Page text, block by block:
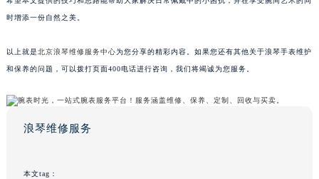
时增添一份自然之美。
以上就是北京浪琴维修服务中心为您分享的精彩内容。如果您还有其他关于浪琴手表维护
和保养的问题，可以拨打页面400电话进行咨询，我们将竭诚为您服务。
浪琴维修服务
本文tag：